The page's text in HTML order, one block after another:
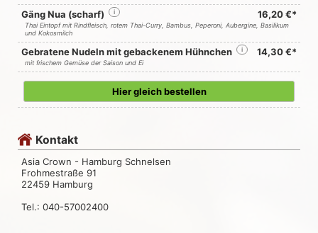
Gäng Nua (scharf) i 16,20 €*
Thai Eintopf mit Rindfleisch, rotem Thai-Curry, Bambus, Peperoni, Aubergine, Basilikum
und Kokosmilch
Gebratene Nudeln mit gebackenem Hühnchen i 14,30 €*
mit frischem Gemüse der Saison und Ei
Hier gleich bestellen
Kontakt
Asia Crown - Hamburg Schnelsen
Frohmestraße 91
22459 Hamburg
Tel.: 040-57002400